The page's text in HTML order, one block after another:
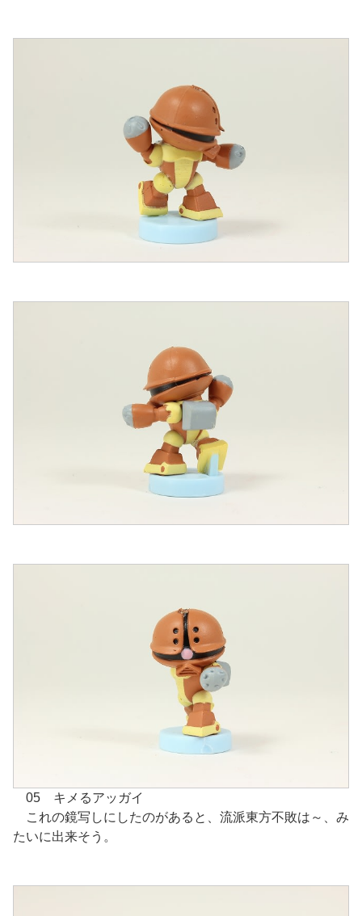
05 キメるアッガイ
これの鏡写しにしたのがあると、流派東方不敗は～、み
たいに出来そう。